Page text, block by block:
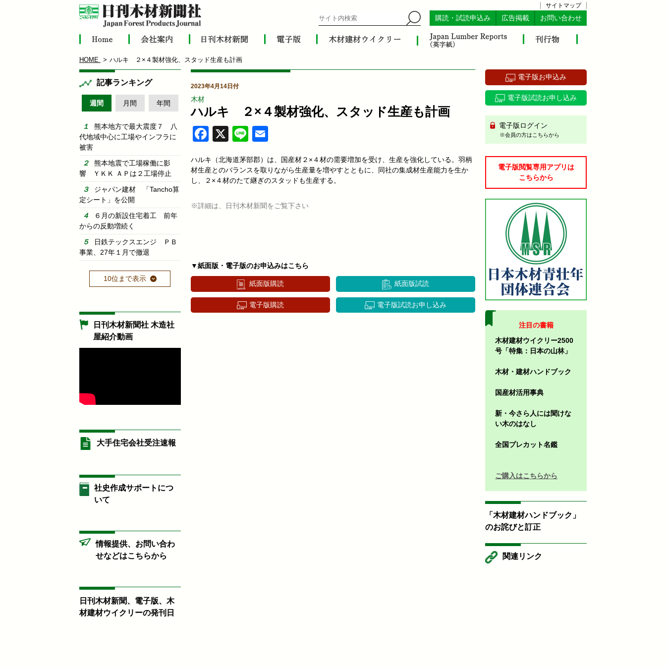
サイトマップ
購読・試読申込み 広告掲載 お問い合わせ
HOME ハルキ ２×４製材強化、スタッド生産も計画
2023年4月14日付
木材
ハルキ ２×４製材強化、スタッド生産も計画
Facebook
X Line
ハルキ（北海道茅部郡）は、国産材２×４材の需要増加を受け、生産を強化している。羽柄
材生産とのバランスを取りながら生産量を増やすとともに、同社の集成材生産能力を生か
し、２×４材のたて継ぎのスタッドも生産する。
※詳細は、日刊木材新聞をご覧下さい
▼紙面版・電子版のお申込みはこちら
紙面版購読 紙面版試読
電子版購読 電子版試読お申し込み
記事ランキング
週間 月間 年間
熊本地方で最大震度７ 八
代地域中心に工場やインフラに
被害
熊本地震で工場稼働に影
響 ＹＫＫ ＡＰは２工場停止
ジャパン建材 「Tancho算
定シート」を公開
６月の新設住宅着工 前年
からの反動増続く
日鉄テックスエンジ ＰＢ
事業、27年１月で撤退
10位まで表示
日刊木材新聞社 木造社
屋紹介動画
大手住宅会社受注速報
社史作成サポートにつ
いて
情報提供、お問い合わ
せなどはこちらから
日刊木材新聞、電子版、木
材建材ウイクリーの発刊日
電子版お申込み
電子版試読お申し込み
電子版ログイン
※会員の方はこちらから
電子版閲覧専用アプリは
こちらから
注目の書籍
木材建材ウイクリー2500
号「特集：日本の山林」
木材・建材ハンドブック
国産材活用事典
新・今さら人には聞けな
い木のはなし
全国プレカット名鑑
ご購入はこちらから
「木材建材ハンドブック」
のお詫びと訂正
関連リンク